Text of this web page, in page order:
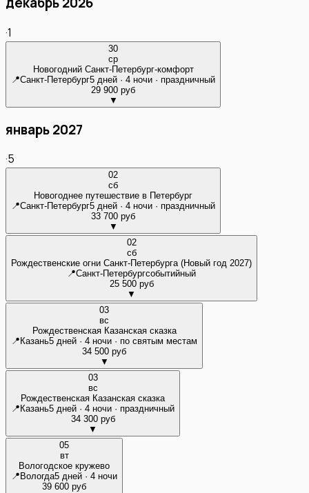
·1
30
ср
Новогодний Санкт-Петербург-комфорт
📍Санкт-Петербург5 дней · 4 ночи · праздничный
29 900 руб
▼
январь 2027
·5
02
сб
Новогоднее путешествие в Петербург
📍Санкт-Петербург5 дней · 4 ночи · праздничный
33 700 руб
▼
02
сб
Рождественские огни Санкт-Петербурга (Новый год 2027)
📍Санкт-Петербургсобытийный
25 500 руб
▼
03
вс
Рождественская Казанская сказка
📍 Казань5 дней · 4 ночи · по святым местам
34 500 руб
▼
03
вс
Рождественская Казанская сказка
📍 Казань5 дней · 4 ночи · праздничный
34 300 руб
▼
05
вт
Вологодское кружево
📍 Вологда5 дней · 4 ночи
39 600 руб